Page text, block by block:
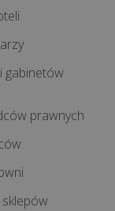
gabinetów
prawnych